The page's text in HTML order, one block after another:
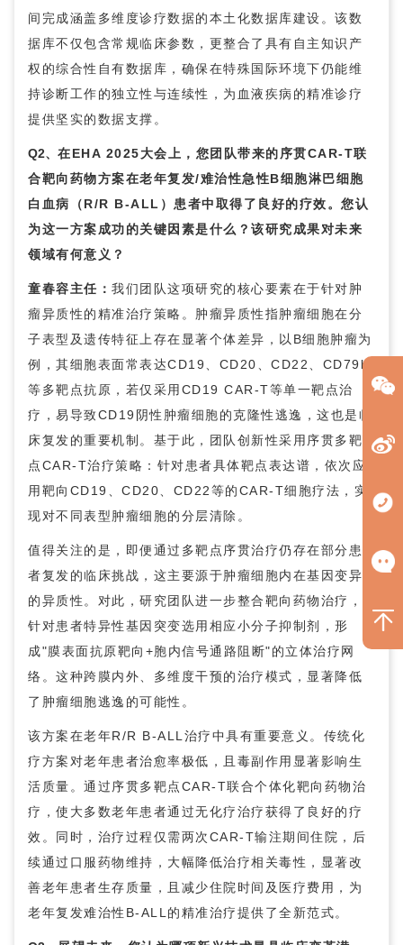
间完成涵盖多维度诊疗数据的本土化数据库建设。该数
据库不仅包含常规临床参数，更整合了具有自主知识产
权的综合性自有数据库，确保在特殊国际环境下仍能维
持诊断工作的独立性与连续性，为血液疾病的精准诊疗
提供坚实的数据支撑。
Q2、 在EHA 2025大会上，您团队带来的序贯CAR-T联
合靶向药物方案在老年复发/难治性急性B细胞淋巴细胞
白血病（R/R B-ALL）患者中取得了良好的疗效。您认
为这一方案成功的关键因素是什么？该研究成果对未来
领域有何意义？
童春容主任： 我们团队这项研究的核心要素在于针对肿
瘤异质性的精准治疗策略。肿瘤异质性指肿瘤细胞在分
子表型及遗传特征上存在显著个体差异，以B细胞肿瘤为
例，其细胞表面常表达CD19、CD20、CD22、CD79b
等多靶点抗原，若仅采用CD19 CAR-T等单一靶点治
疗，易导致CD19阴性肿瘤细胞的克隆性逃逸，这也是临
床复发的重要机制。基于此，团队创新性采用序贯多靶
点CAR-T治疗策略：针对患者具体靶点表达谱，依次应
用靶向CD19、CD20、CD22等的CAR-T细胞疗法，实
现对不同表型肿瘤细胞的分层清除。
值得关注的是，即便通过多靶点序贯治疗仍存在部分患
者复发的临床挑战，这主要源于肿瘤细胞内在基因变异
的异质性。对此，研究团队进一步整合靶向药物治疗，
针对患者特异性基因突变选用相应小分子抑制剂，形
成"膜表面抗原靶向+胞内信号通路阻断"的立体治疗网
络。这种跨膜内外、多维度干预的治疗模式，显著降低
了肿瘤细胞逃逸的可能性。
该方案在老年R/R B-ALL治疗中具有重要意义。传统化
疗方案对老年患者治愈率极低，且毒副作用显著影响生
活质量。通过序贯多靶点CAR-T联合个体化靶向药物治
疗，使大多数老年患者通过无化疗治疗获得了良好的疗
效。同时，治疗过程仅需两次CAR-T输注期间住院，后
续通过口服药物维持，大幅降低治疗相关毒性，显著改
善老年患者生存质量，且减少住院时间及医疗费用，为
老年复发难治性B-ALL的精准治疗提供了全新范式。